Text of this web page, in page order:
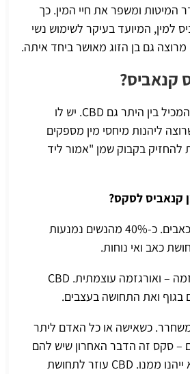
המיטות ומשפר את חיי המין. כך
למין, המיועד בעיקר לשימוש נשי
גם בן הזוג מאושר ביחד איתה.
קנאביס?
הוא שמן המכיל בין היתר גם CBD. יש לו
ליהנות מיחסי מין מספקים
להחזיק בקבוק שמן "אמור ליד
קנאביס לסקס?
השמן משמש כמשכך כאבים. כ-40% מהנשים נמנעות
כאב ואי נוחות.
הוא עוזר להשיג אורגזמה – ואורגזמה עוצמתית. CBD
ואת התחושה בעצבים.
כשאישה או כל האדם ליתר
– סקס זה הדבר האחרון שיש להם
בראש. הם בוודאי שלא ייהנו ממנו. CBD עוזר לתחושת